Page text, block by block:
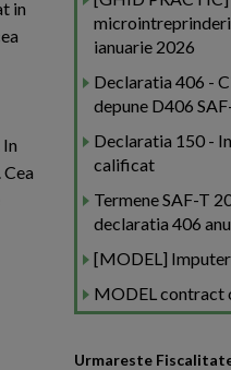
in
ianuarie 2026
Declaratia 406 -
depune D406
Declaratia 150 -
calificat
Termene SAF-T
declaratia 406
[MODEL]
MODEL contract
Urmareste